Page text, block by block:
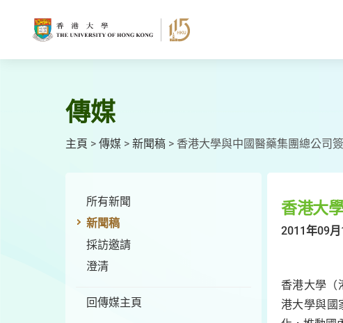
傳媒
主頁 > 傳媒 > 新聞稿 > 香港大學與中國醫藥集團總公司
所有新聞
新聞稿
採訪邀請
澄清
回傳媒主頁
香港大
2011年09月
香港大學（
港大學與國